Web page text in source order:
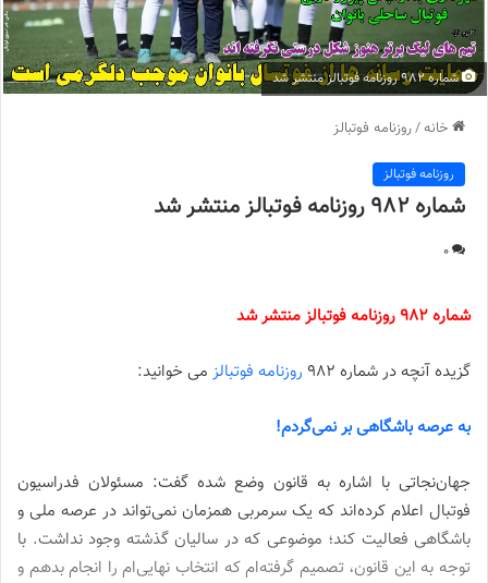
شماره 982 روزنامه فوتبالز منتشر شد
خانه/روزنامه فوتبالز
روزنامه فوتبالز
شماره 982 روزنامه فوتبالز منتشر شد
0
شماره 982 روزنامه فوتبالز منتشر شد
گزیده آنچه در شماره 982 روزنامه فوتبالز می خوانید:
به عرصه باشگاهی بر نمی‌گردم!
جهان‌نجاتی با اشاره به قانون وضع شده گفت: مسئولان فدراسیون
فوتبال اعلام کرده‌اند که یک سرمربی همزمان نمی‌تواند در عرصه ملی و
باشگاهی فعالیت کند؛ موضوعی که در سالیان گذشته وجود نداشت. با
توجه به این قانون، تصمیم گرفته‌ام که انتخاب نهایی‌ام را انجام بدهم و